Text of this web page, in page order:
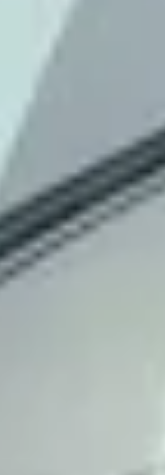
Hedin Automotive in
ronduit teleurstellend. Het
vestiging. Na ruim een half uur
te woord gestaan. Opvallend
gebeurd. Ook de reactie op de
berekenen" op de website
en weinig
hebben wij, mede
prettig ervaren. Helaas bleek
punten. De aftersales liet
het instructieboekje en de
moesten door onszelf worden
In plaats van